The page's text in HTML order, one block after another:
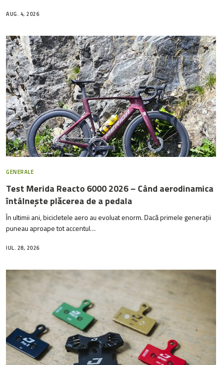
AUG. 4, 2026
GENERALE
Test Merida Reacto 6000 2026 – Când aerodinamica
întâlnește plăcerea de a pedala
În ultimii ani, bicicletele aero au evoluat enorm. Dacă primele generații
puneau aproape tot accentul…
IUL. 28, 2026